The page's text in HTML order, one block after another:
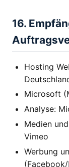
16.
Hosting
Microsoft
Analyse:
Medien
Vimeo
Werbung